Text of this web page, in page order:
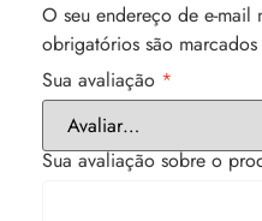
O seu endereço de e-mail
obrigatórios são
Sua avaliação *
Sua avaliação sobre o